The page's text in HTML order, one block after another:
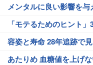
メンタルに良い影響を与
「モテるためのヒント
容姿と寿命 28年追跡で
あたりめ 血糖値を上げ